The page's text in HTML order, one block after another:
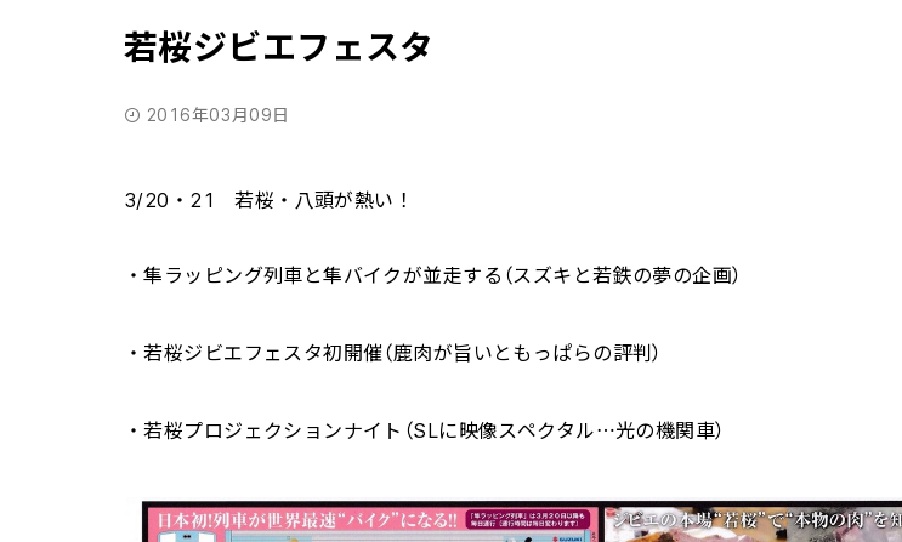
若桜ジビエフェスタ
2016年03月09日
3/20・21 若桜・八頭が熱い！
・隼ラッピング列車と隼バイクが並走する（スズキと若鉄の夢の企画）
・若桜ジビエフェスタ初開催（鹿肉が旨いともっぱらの評判）
・若桜プロジェクションナイト（SLに映像スペクタル…光の機関車）